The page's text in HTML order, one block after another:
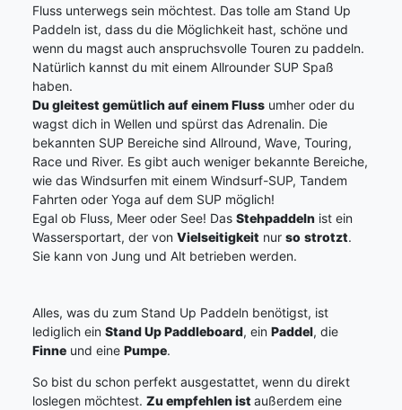
Fluss unterwegs sein möchtest. Das tolle am Stand Up
Paddeln ist, dass du die Möglichkeit hast, schöne und
wenn du magst auch anspruchsvolle Touren zu paddeln.
Natürlich kannst du mit einem Allrounder SUP Spaß
haben.
Du gleitest gemütlich auf einem Fluss umher oder du
wagst dich in Wellen und spürst das Adrenalin. Die
bekannten SUP Bereiche sind Allround, Wave, Touring,
Race und River. Es gibt auch weniger bekannte Bereiche,
wie das Windsurfen mit einem Windsurf-SUP, Tandem
Fahrten oder Yoga auf dem SUP möglich!
Egal ob Fluss, Meer oder See! Das Stehpaddeln ist ein
Wassersportart, der von Vielseitigkeit nur so strotzt.
Sie kann von Jung und Alt betrieben werden.
Alles, was du zum Stand Up Paddeln benötigst, ist
lediglich ein Stand Up Paddleboard, ein Paddel, die
Finne und eine Pumpe.
So bist du schon perfekt ausgestattet, wenn du direkt
loslegen möchtest. Zu empfehlen ist außerdem eine